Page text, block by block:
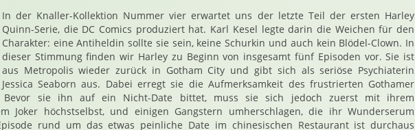
In der Knaller-Kollektion Nummer vier erwartet uns der letzte Teil der ersten Harley
Quinn-Serie, die DC Comics produziert hat. Karl Kesel legte darin die Weichen für den
Charakter: eine Antiheldin sollte sie sein, keine Schurkin und auch kein Blödel-Clown. In
dieser Stimmung finden wir Harley zu Beginn von insgesamt fünf Episoden vor. Sie ist
aus Metropolis wieder zurück in Gotham City und gibt sich als seriöse Psychiaterin
Jessica Seaborn aus. Dabei erregt sie die Aufmerksamkeit des frustrierten Gothamer
Bevor sie ihn auf ein Nicht-Date bittet, muss sie sich jedoch zuerst mit ihrem
Joker höchstselbst, und einigen Gangstern umherschlagen, die ihr Wunderserum
rund um das etwas peinliche Date im chinesischen Restaurant ist durchaus